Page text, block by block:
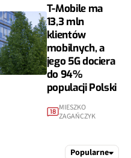
T-Mobile ma
13,3 mln
klientów
mobilnych, a
jego 5G dociera
do 94%
populacji Polski
18 MIESZKO
ZAGAŃCZYK
Popularne